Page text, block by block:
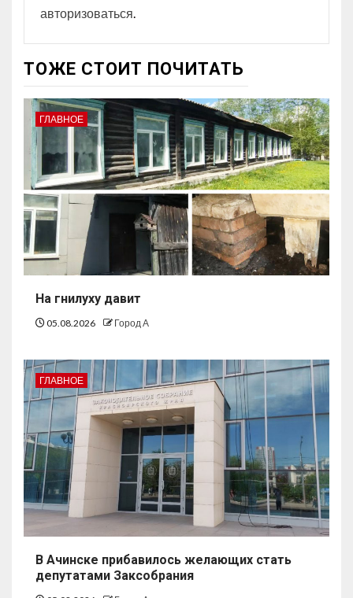
авторизоваться
ТОЖЕ СТОИТ ПОЧИТАТЬ
ГЛАВНОЕ
На гнилуху давит
05.08.2026 Город А
ГЛАВНОЕ
В Ачинске прибавилось желающих стать
депутатами Заксобрания